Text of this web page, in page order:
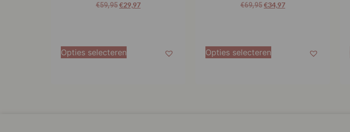
€59,95€29,97
Opties selecteren
€69,95€34,97
Opties selecteren